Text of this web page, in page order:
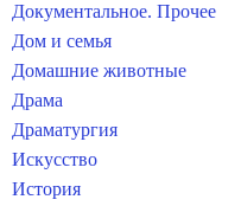
Документальное. Прочее
Дом и семья
Домашние животные
Драма
Драматургия
Искусство
История